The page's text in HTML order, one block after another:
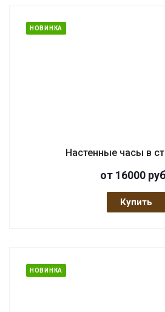
НОВИНКА
Настенные часы в
от 16000
Купить
НОВИНКА